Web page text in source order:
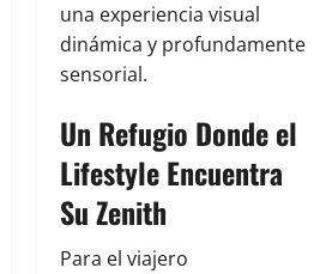
una experiencia visual
dinámica y profundamente
sensorial.
Un Refugio Donde el
Lifestyle Encuentra
Su Zenith
Para el viajero